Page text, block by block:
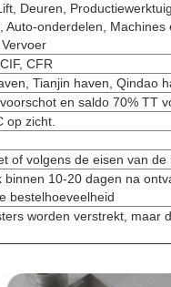
Deuren,
Auto-onderdelen,
CFR
Tianjin haven, Qindao
en saldo 70% TT
op zicht.
of volgens de eisen van de
binnen 10-20 dagen na
bestelhoeveelheid
worden verstrekt, maar